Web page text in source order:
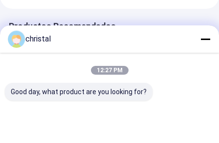
Productos Recomendados
christal
12:27 PM
Good day, what product are you looking for?